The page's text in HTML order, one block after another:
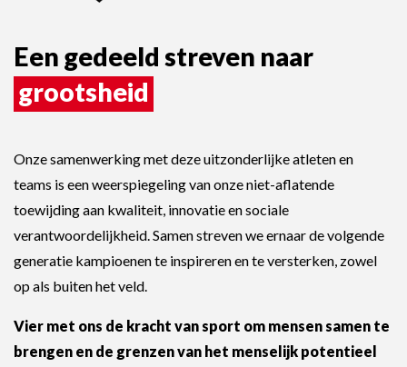
Een gedeeld streven naar
grootsheid
Onze samenwerking met deze uitzonderlijke atleten en
teams is een weerspiegeling van onze niet-aflatende
toewijding aan kwaliteit, innovatie en sociale
verantwoordelijkheid. Samen streven we ernaar de volgende
generatie kampioenen te inspireren en te versterken, zowel
op als buiten het veld.
Vier met ons de kracht van sport om mensen samen te
brengen en de grenzen van het menselijk potentieel